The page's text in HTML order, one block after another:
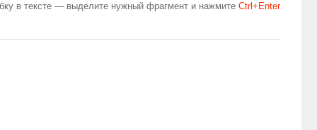
в тексте — выделите нужный фрагмент и нажмите Сtrl+Enter